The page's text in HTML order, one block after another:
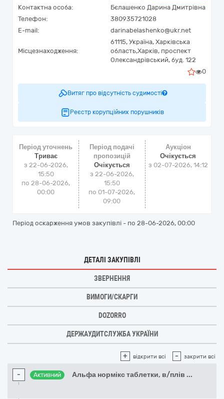
Контактна особа:
Бєлашенко Дарина Дмитрівна
Телефон:
380935721028
E-mail:
darinabelashenko@ukr.net
Місцезнаходження:
61115, Україна, Харківська
область,Харків, проспект
Олександрівський, буд. 122
0
Витяг про відсутність судимості
Реєстр корупційних порушників
Період уточнень
Триває
з 22-06-2026,
15:50
по 28-06-2026,
00:00
Період подачі
пропозицій
Очікується
з 22-06-2026,
15:50
по 01-07-2026,
09:00
Аукціон
Очікується
з 02-07-2026, 14:12
Період оскарження умов закупівлі - по 28-06-2026, 00:00
ДЕТАЛІ ЗАКУПІВЛІ
ЗВЕРНЕННЯ
ВИМОГИ/СКАРГИ
DOZORRO
ДЕРЖАУДИТСЛУЖБА УКРАЇНИ
+ відкрити всі - закрити всі
- Активний Альфа нормікс таблетки, в/плів ...